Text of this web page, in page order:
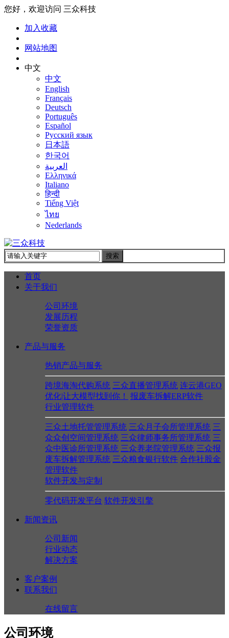
您好，欢迎访问 三众科技
加入收藏
网站地图
中文
中文
English
Français
Deutsch
Português
Español
Русский язык
日本語
한국어
العربية
Ελληνικά
Italiano
हिन्दी
Tiếng Việt
ไทย
Nederlands
首页
关于我们
公司环境
发展历程
荣誉资质
产品与服务
热销产品与服务
跨境海淘代购系统 三众直播管理系统 连云港GEO
优化|让大模型找到你！
报废车拆解ERP软件
行业管理软件
三众土地托管管理系统 三众月子会所管理系统 三
众众创空间管理系统 三众律师事务所管理系统 三
众中医诊所管理系统 三众养老院管理系统 三众报
废车拆解管理系统 三众粮食银行软件 合作社股金
管理软件
软件开发与定制
零代码开发平台 软件开发引擎
新闻资讯
公司新闻
行业动态
解决方案
客户案例
联系我们
在线留言
公司环境